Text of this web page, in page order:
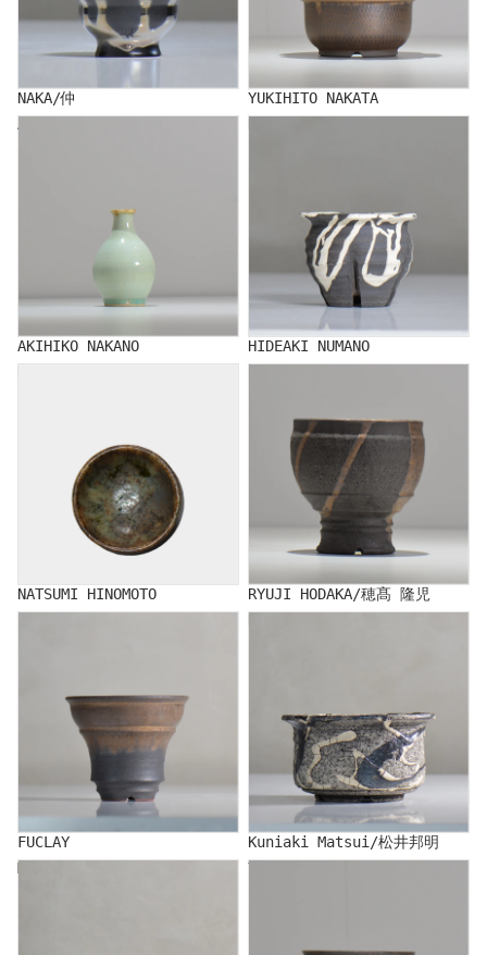
NAKA/仲
YUKIHITO NAKATA
AKIHIKO NAKANO
AKIHIKO NAKANO
HIDEAKI NUMANO
NATSUMI HINOMOTO
RYUJI HODAKA/穂髙 隆児
FUCLAY
Kuniaki Matsui/松井邦明
MASAMI MIYAJIMA
YATAGARASU/Yatagarasu